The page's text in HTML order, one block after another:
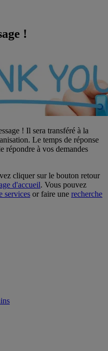
!
! Il sera transféré à la
Le temps de réponse
répondre à vos demandes
cliquer sur le bouton retour
d'accueil. Vous pouvez
services or faire une recherche